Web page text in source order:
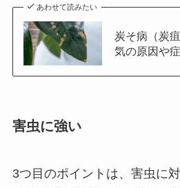
あわせて読みたい
炭そ病（炭
気の原因や
害虫に強い
3つ目のポイントは、害虫に